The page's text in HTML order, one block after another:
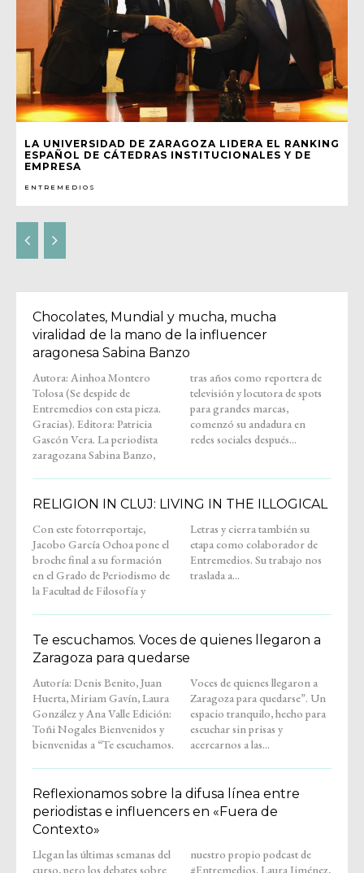
LA UNIVERSIDAD DE ZARAGOZA LIDERA EL RANKING
ESPAÑOL DE CÁTEDRAS INSTITUCIONALES Y DE
EMPRESA
ENTREMEDIOS
Chocolates, Mundial y mucha, mucha
viralidad de la mano de la influencer
aragonesa Sabina Banzo
Autora: Ainhoa Montero
Tolosa (Se despide de
Entremedios con esta pieza.
Gracias). Editora: Patricia
Gascón Vera. La periodista
zaragozana Sabina Banzo,
tras años como reportera de
televisión y locutora de spots
para grandes marcas,
comenzó su andadura en
redes sociales después...
RELIGION IN CLUJ: LIVING IN THE ILLOGICAL
Con este fotorreportaje,
Jacobo García Ochoa pone el
broche final a su formación
en el Grado de Periodismo de
la Facultad de Filosofía y
Letras y cierra también su
etapa como colaborador de
Entremedios. Su trabajo nos
traslada a...
Te escuchamos. Voces de quienes llegaron a
Zaragoza para quedarse
Autoría: Denis Benito, Juan
Huerta, Miriam Gavín, Laura
González y Ana Valle Edición:
Toñi Nogales Bienvenidos y
bienvenidas a “Te escuchamos.
Voces de quienes llegaron a
Zaragoza para quedarse”. Un
espacio tranquilo, hecho para
escuchar sin prisas y
acercarnos a las...
Reflexionamos sobre la difusa línea entre
periodistas e influencers en «Fuera de
Contexto»
Llegan las últimas semanas del
curso, pero los debates sobre
nuestro propio podcast de
#Entremedios. Laura Jiménez,